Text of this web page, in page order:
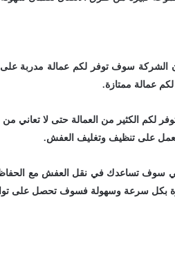
الشركة سوف توفر لكم عمالة مدربة
عمالة ممتازة.
لكم الكثير من العمالة حتى لا
على تنظيف وتغليف العفش.
سوف تساعدك في نقل العفش مع الحفاظ
بكل سرعة وسهولة فسوف تحصل على